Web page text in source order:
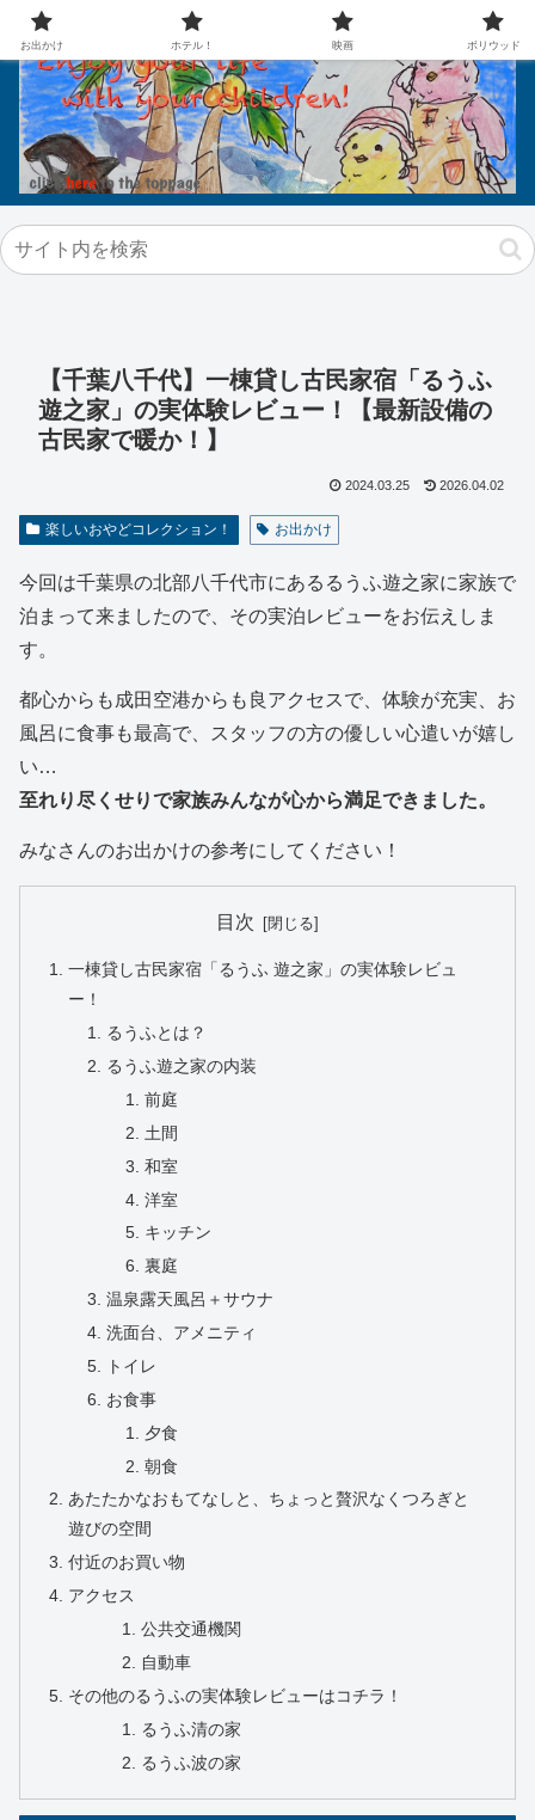
【千葉八千代】一棟貸し古民家宿「るうふ
遊之家」の実体験レビュー！【最新設備の
古民家で暖か！】
2024.03.25 2026.04.02
楽しいおやどコレクション！ お出かけ
今回は千葉県の北部八千代市にあるるうふ遊之家に家族で
泊まって来ましたので、その実泊レビューをお伝えしま
す。
都心からも成田空港からも良アクセスで、体験が充実、お
風呂に食事も最高で、スタッフの方の優しい心遣いが嬉し
い…
至れり尽くせりで家族みんなが心から満足できました。
みなさんのお出かけの参考にしてください！
目次
一棟貸し古民家宿「るうふ 遊之家」の実体験レビュ
ー！
るうふとは？
るうふ遊之家の内装
前庭
土間
和室
洋室
キッチン
裏庭
温泉露天風呂＋サウナ
洗面台、アメニティ
トイレ
お食事
夕食
朝食
あたたかなおもてなしと、ちょっと贅沢なくつろぎと
遊びの空間
付近のお買い物
アクセス
公共交通機関
自動車
その他のるうふの実体験レビューはコチラ！
るうふ清の家
るうふ波の家
お出かけ ホテル！ 映画 ボリウッド